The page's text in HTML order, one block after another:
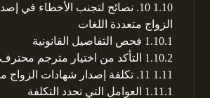
1.10
10. نصائح لتجنب الأخطاء في
الزواج متعددة اللغات
1.10.1 فحص التفاصيل القانونية
1.10.2 التأكد من اختيار مترجم محترف
1.11 11. تكلفة إصدار شهادات الزواج متعددة اللغات
1.11.1 العوامل التي تحدد التكلفة